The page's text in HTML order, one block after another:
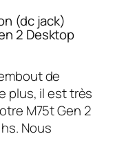
(dc jack)
2 Desktop
de
plus, il est très
M75t Gen 2
Nous